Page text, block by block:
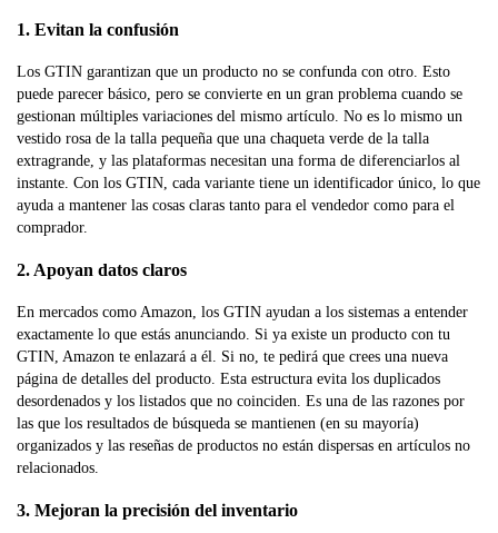
1. Evitan la confusión
Los GTIN garantizan que un producto no se confunda con otro. Esto
puede parecer básico, pero se convierte en un gran problema cuando se
gestionan múltiples variaciones del mismo artículo. No es lo mismo un
vestido rosa de la talla pequeña que una chaqueta verde de la talla
extragrande, y las plataformas necesitan una forma de diferenciarlos al
instante. Con los GTIN, cada variante tiene un identificador único, lo que
ayuda a mantener las cosas claras tanto para el vendedor como para el
comprador.
2. Apoyan datos claros
En mercados como Amazon, los GTIN ayudan a los sistemas a entender
exactamente lo que estás anunciando. Si ya existe un producto con tu
GTIN, Amazon te enlazará a él. Si no, te pedirá que crees una nueva
página de detalles del producto. Esta estructura evita los duplicados
desordenados y los listados que no coinciden. Es una de las razones por
las que los resultados de búsqueda se mantienen (en su mayoría)
organizados y las reseñas de productos no están dispersas en artículos no
relacionados.
3. Mejoran la precisión del inventario